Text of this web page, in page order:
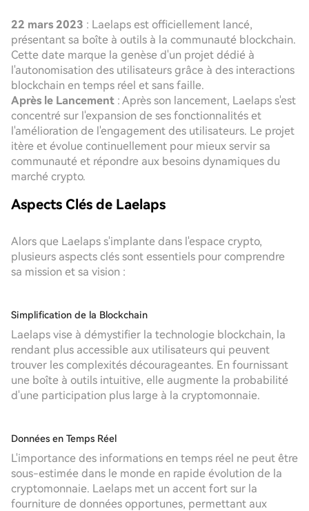
22 mars 2023 : Laelaps est officiellement lancé,
présentant sa boîte à outils à la communauté blockchain.
Cette date marque la genèse d'un projet dédié à
l'autonomisation des utilisateurs grâce à des interactions
blockchain en temps réel et sans faille.
Après le Lancement : Après son lancement, Laelaps s'est
concentré sur l'expansion de ses fonctionnalités et
l'amélioration de l'engagement des utilisateurs. Le projet
itère et évolue continuellement pour mieux servir sa
communauté et répondre aux besoins dynamiques du
marché crypto.
Aspects Clés de Laelaps
Alors que Laelaps s'implante dans l'espace crypto,
plusieurs aspects clés sont essentiels pour comprendre
sa mission et sa vision :
Simplification de la Blockchain
Laelaps vise à démystifier la technologie blockchain, la
rendant plus accessible aux utilisateurs qui peuvent
trouver les complexités décourageantes. En fournissant
une boîte à outils intuitive, elle augmente la probabilité
d'une participation plus large à la cryptomonnaie.
Données en Temps Réel
L'importance des informations en temps réel ne peut être
sous-estimée dans le monde en rapide évolution de la
cryptomonnaie. Laelaps met un accent fort sur la
fourniture de données opportunes, permettant aux